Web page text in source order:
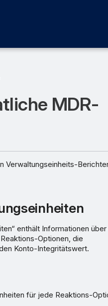
MDR-
Verwaltungseinheits-
enthält Informationen über
Optionen, die
Konto-Integritätswert.
für jede Reaktions-